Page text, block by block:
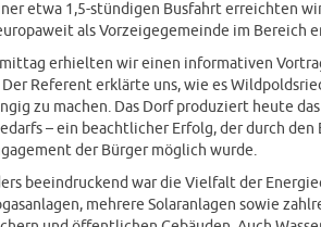
etwa 1,5-stündigen Busfahrt erreichten
als Vorzeigegemeinde im Bereich
erhielten wir einen informativen
Der Referent erklärte uns, wie es
zu machen. Das Dorf produziert heute
– ein beachtlicher Erfolg, der durch
der Bürger möglich wurde.
beeindruckend war die Vielfalt der
mehrere Solaranlagen sowie